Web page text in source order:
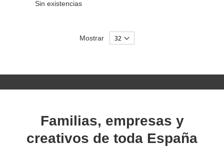
Sin existencias
Mostrar
Familias, empresas y
creativos de toda España